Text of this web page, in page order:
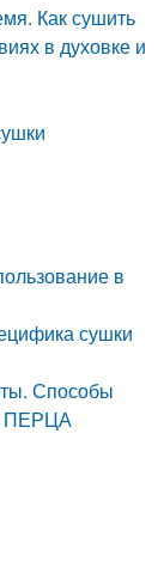
Как сушить
в духовке и
в
сушки
Способы
ПЕРЦА